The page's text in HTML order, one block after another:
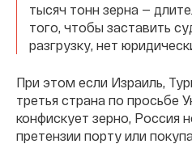
тысяч тонн зерна —
того, чтобы заставить
разгрузку, нет
При этом если Израиль,
третья страна по просьбе
конфискует зерно, Россия
претензии порту или